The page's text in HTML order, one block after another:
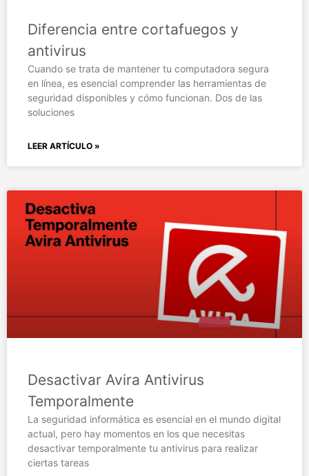
Diferencia entre cortafuegos y
antivirus
Cuando se trata de mantener tu computadora segura
en línea, es esencial comprender las herramientas de
seguridad disponibles y cómo funcionan. Dos de las
soluciones
LEER ARTÍCULO »
Desactivar Avira Antivirus
Temporalmente
La seguridad informática es esencial en el mundo digital
actual, pero hay momentos en los que necesitas
desactivar temporalmente tu antivirus para realizar
ciertas tareas